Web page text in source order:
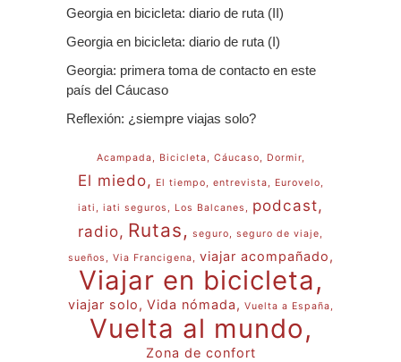
Georgia en bicicleta: diario de ruta (II)
Georgia en bicicleta: diario de ruta (I)
Georgia: primera toma de contacto en este
país del Cáucaso
Reflexión: ¿siempre viajas solo?
Acampada Bicicleta Cáucaso Dormir
El miedo El tiempo entrevista Eurovelo
iati iati seguros Los Balcanes
podcast
radio Rutas seguro seguro de viaje
sueños Via Francigena viajar acompañado
Viajar en bicicleta
viajar solo Vida nómada Vuelta a España
Vuelta al mundo
Zona de confort